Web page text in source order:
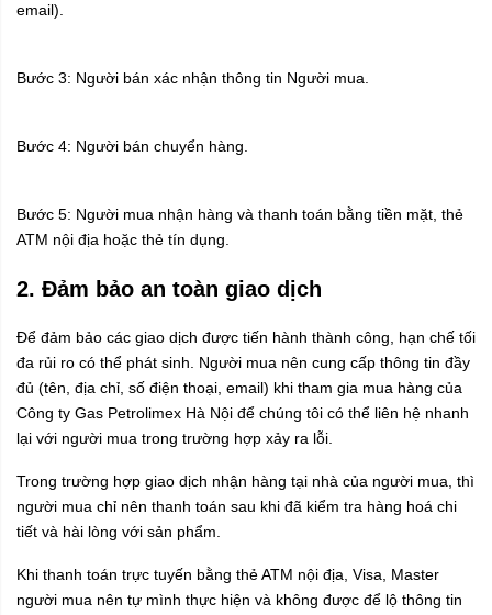
email).
Bước 3: Người bán xác nhận thông tin Người mua.
Bước 4: Người bán chuyển hàng.
Bước 5: Người mua nhận hàng và thanh toán bằng tiền mặt, thẻ
ATM nội địa hoặc thẻ tín dụng.
2. Đảm bảo an toàn giao dịch
Để đảm bảo các giao dịch được tiến hành thành công, hạn chế tối
đa rủi ro có thể phát sinh. Người mua nên cung cấp thông tin đầy
đủ (tên, địa chỉ, số điện thoại, email) khi tham gia mua hàng của
Công ty Gas Petrolimex Hà Nội để chúng tôi có thể liên hệ nhanh
lại với người mua trong trường hợp xảy ra lỗi.
Trong trường hợp giao dịch nhận hàng tại nhà của người mua, thì
người mua chỉ nên thanh toán sau khi đã kiểm tra hàng hoá chi
tiết và hài lòng với sản phẩm.
Khi thanh toán trực tuyến bằng thẻ ATM nội địa, Visa, Master
người mua nên tự mình thực hiện và không được để lộ thông tin